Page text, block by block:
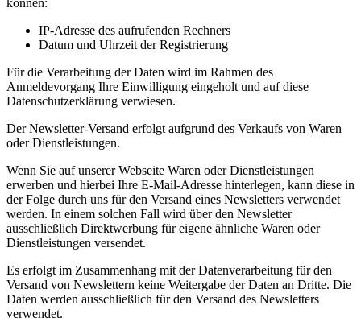
können:
IP-Adresse des aufrufenden Rechners
Datum und Uhrzeit der Registrierung
Für die Verarbeitung der Daten wird im Rahmen des
Anmeldevorgang Ihre Einwilligung eingeholt und auf diese
Datenschutzerklärung verwiesen.
Der Newsletter-Versand erfolgt aufgrund des Verkaufs von Waren
oder Dienstleistungen.
Wenn Sie auf unserer Webseite Waren oder Dienstleistungen
erwerben und hierbei Ihre E-Mail-Adresse hinterlegen, kann diese in
der Folge durch uns für den Versand eines Newsletters verwendet
werden. In einem solchen Fall wird über den Newsletter
ausschließlich Direktwerbung für eigene ähnliche Waren oder
Dienstleistungen versendet.
Es erfolgt im Zusammenhang mit der Datenverarbeitung für den
Versand von Newslettern keine Weitergabe der Daten an Dritte. Die
Daten werden ausschließlich für den Versand des Newsletters
verwendet.